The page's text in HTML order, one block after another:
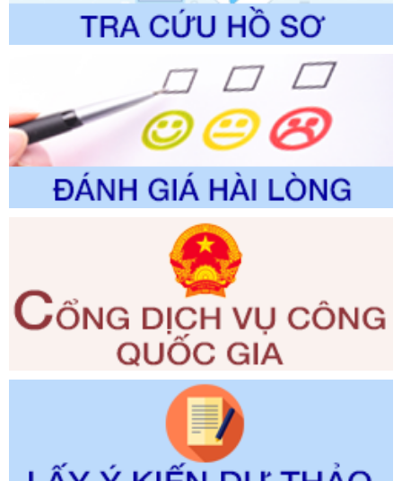
Số kí hiệu:2310/QĐ-UBND
Tên: Về việc công bố Danh mục thủ tục hành chính sửa
trong giải quyết thủtục hành chính lĩnh vực biến đổi khí hậu
thuộc phạm vi giải quyết của Sở Nông nghiệp và Môi
trường
Ngày ban hành: 01/06/2026
Số kí hiệu:
2300/QĐ-UBND
Tên: V/v công bố danh mục thủ tục hành chính được sửa
đổi, bổ sung và phê duyệt quy trình nội bộ, quy trình điện tử
giải quyết thủ tục hành chính trong lĩnh vực Luật sư thuộc
phạm vi chức năng quản lý của Sở Tư pháp
Ngày ban hành: 01/06/2026
Số kí hiệu:
351/2025/NĐ-CP
Tên: Nghị định số 351/2025/NĐ-CP của Chính phủ: Quy
định chuẩn nghèo đa chiều quốc gia giai đoạn 2026 - 2030
Ngày ban hành: 29/12/2026
3014/QĐ-UBND
Tên: Quyết định về việc công bố danh mục thủ tục hành
chính ban hành mới, sửa đổi bổ sung trong lĩnh vực hỗ trợ
đầu tư, lĩnh vực đấu thầu lựa chọn nhà thầu thuộc thẩm
quyền giải quyết của Sở Tài chính và Ban Quản lý Khu kinh
tế Đông Nam Nghệ An